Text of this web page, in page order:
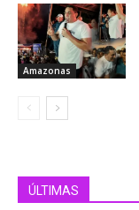
Amazonas
ÚLTIMAS